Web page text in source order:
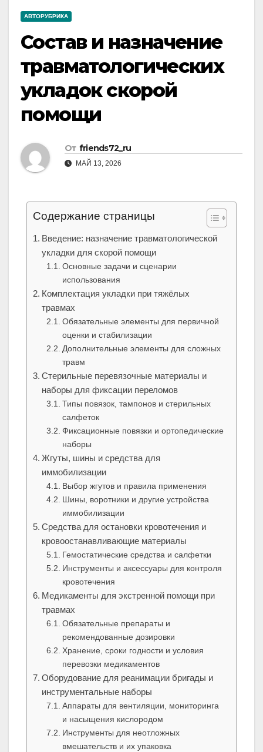
АВТОРУБРИКА
Состав и назначение
травматологических
укладок скорой
помощи
От friends72_ru
МАЙ 13, 2026
Содержание страницы
Введение: назначение травматологической
укладки для скорой помощи
Основные задачи и сценарии
использования
Комплектация укладки при тяжёлых
травмах
Обязательные элементы для первичной
оценки и стабилизации
Дополнительные элементы для сложных
травм
Стерильные перевязочные материалы и
наборы для фиксации переломов
Типы повязок, тампонов и стерильных
салфеток
Фиксационные повязки и ортопедические
наборы
Жгуты, шины и средства для
иммобилизации
Выбор жгутов и правила применения
Шины, воротники и другие устройства
иммобилизации
Средства для остановки кровотечения и
кровоостанавливающие материалы
Гемостатические средства и салфетки
Инструменты и аксессуары для контроля
кровотечения
Медикаменты для экстренной помощи при
травмах
Обязательные препараты и
рекомендованные дозировки
Хранение, сроки годности и условия
перевозки медикаментов
Оборудование для реанимации бригады и
инструментальные наборы
Аппараты для вентиляции, мониторинга
и насыщения кислородом
Инструменты для неотложных
вмешательств и их упаковка